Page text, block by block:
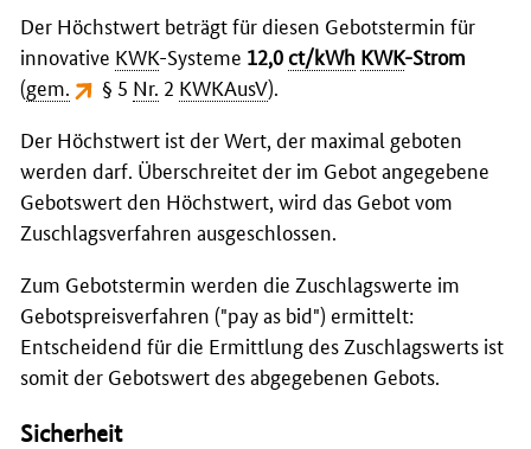
Der Höchstwert beträgt für diesen Gebotstermin für
innovative KWK-Systeme 12,0ct/kWh KWK-Strom
(gem. § 5 Nr. 2 KWKAusV).
Der Höchstwert ist der Wert, der maximal geboten
werden darf. Überschreitet der im Gebot angegebene
Gebotswert den Höchstwert, wird das Gebot vom
Zuschlagsverfahren ausgeschlossen.
Zum Gebotstermin werden die Zuschlagswerte im
Gebotspreisverfahren ("pay as bid") ermittelt:
Entscheidend für die Ermittlung des Zuschlagswerts ist
somit der Gebotswert des abgegebenen Gebots.
Sicherheit